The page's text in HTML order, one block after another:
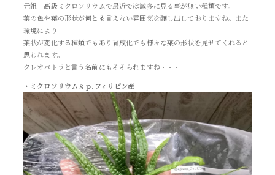
元祖 高級ミクロソリウムで最近では滅多に見る事が無い種類です。
葉の色や葉の形状が何とも言えない雰囲気を醸し出しておりますね。また
環境により
葉状が変化する種類でもあり育成化でも様々な葉の形状を見せてくれると
思われます。
クレオパトラと言う名前にもそそられますね・・・
・ミクロソリウムｓｐ.フィリピン産